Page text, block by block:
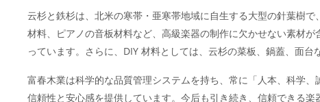
云杉と鉄杉は、北米の寒帯・亜寒帯地域に自生する大型の針葉樹
材料、ピアノの音板材料など、高級楽器の制作に欠かせない素材
っています。さらに、DIY 材料としては、云杉の菜板、鍋蓋、面台
富春木業は科学的な品質管理システムを持ち、常に「人本、科学
信頼性と安心感を提供しています。今后も引き続き、信頼できる